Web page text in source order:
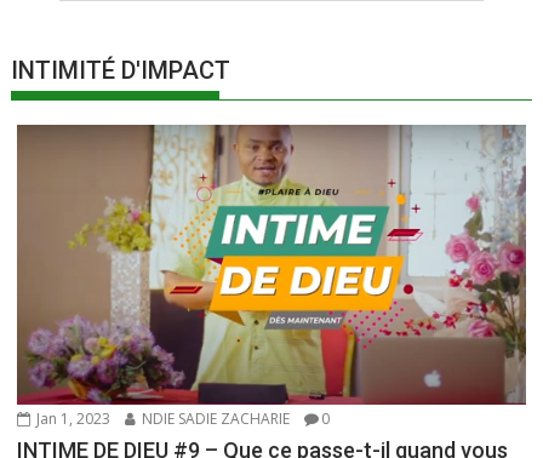
INTIMITÉ D'IMPACT
Jan 1, 2023 NDIE SADIE ZACHARIE 0
INTIME DE DIEU #9 – Que ce passe-t-il quand vous